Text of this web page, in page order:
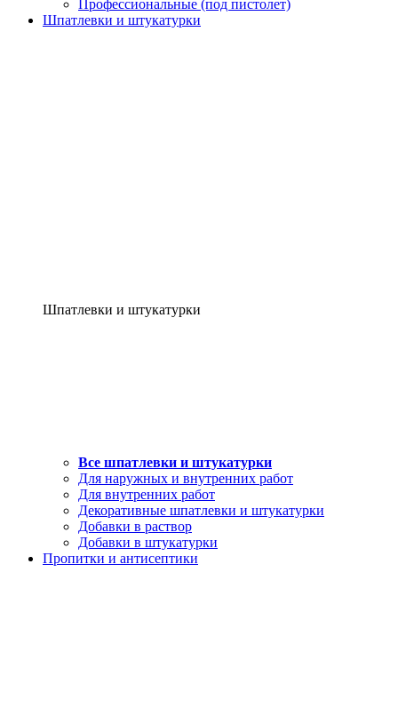
Профессиональные (под пистолет)
Шпатлевки и штукатурки
Шпатлевки и штукатурки
Все шпатлевки и штукатурки
Для наружных и внутренних работ
Для внутренних работ
Декоративные шпатлевки и штукатурки
Добавки в раствор
Добавки в штукатурки
Пропитки и антисептики